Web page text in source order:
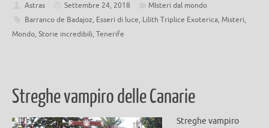
Astras Settembre 24, 2018
MIsteri dal mondo
Barranco de Badajoz, Esseri di luce, Lilith Triplice Exoterica, Misteri,
Mondo, Storie incredibili, Tenerife
Streghe vampiro delle Canarie
Streghe vampiro